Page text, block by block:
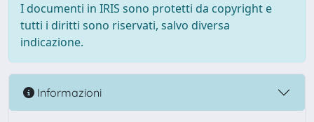
I documenti in IRIS sono protetti da copyright e
tutti i diritti sono riservati, salvo diversa
indicazione.
Informazioni